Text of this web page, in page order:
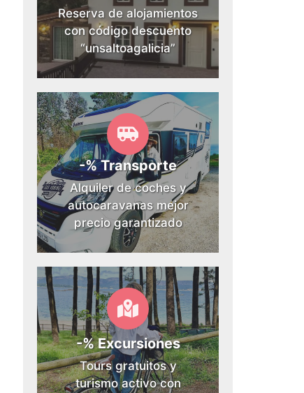
Reserva de alojamientos
con código descuento
“unsaltoagalicia”
-% Transporte
Alquiler de coches y
autocaravanas mejor
precio garantizado
-% Excursiones
Tours gratuitos y
turismo activo con